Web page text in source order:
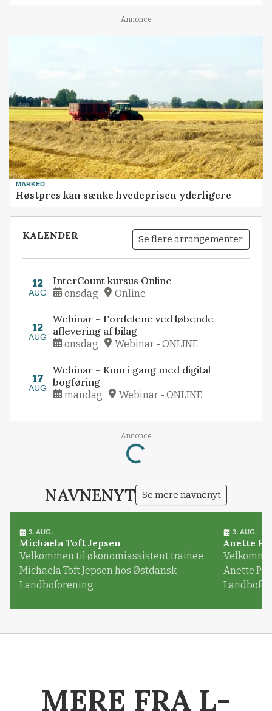
Annonce
MARKED
Høstpres kan sænke hvedeprisen yderligere
KALENDER Se flere arrangementer
12
AUG
InterCount kursus Online
onsdag Online
12
AUG
Webinar – Fordelene ved løbende
aflevering af bilag
onsdag Webinar - ONLINE
17
AUG
Webinar – Kom i gang med digital
bogføring
mandag Webinar - ONLINE
Annonce
Loading...
NAVNENYT Se mere navnenyt
3. AUG.
Michaela Toft Jepsen
Velkommen til økonomiassistent trainee
Michaela Toft Jepsen hos Østdansk
Landboforening
3. AUG.
Anette
Anette
MERE FRA L-